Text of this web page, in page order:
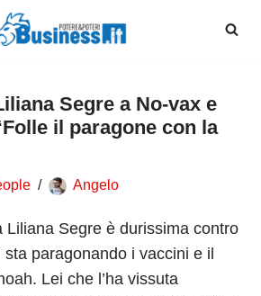
Segre a No-vax e
il paragone con la
Angelo
Liliana Segre è durissima contro
paragonando i vaccini e il
Lei che l’ha vissuta